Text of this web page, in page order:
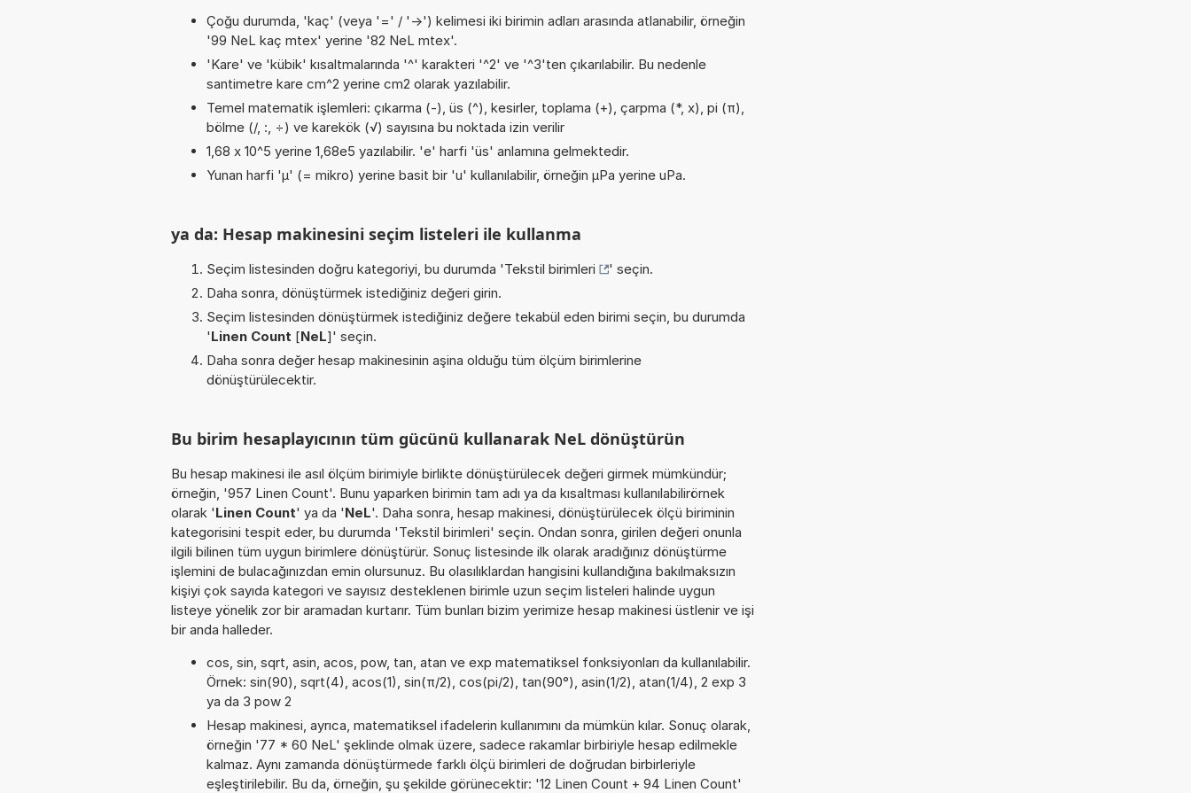
Çoğu durumda, 'kaç' (veya '=' / '->') kelimesi iki birimin adları arasında atlanabilir, örneğin
'99 NeL kaç mtex' yerine '82 NeL mtex'.
'Kare' ve 'kübik' kısaltmalarında '^' karakteri '^2' ve '^3'ten çıkarılabilir. Bu nedenle
santimetre kare cm^2 yerine cm2 olarak yazılabilir.
Temel matematik işlemleri: çıkarma (-), üs (^), kesirler, toplama (+), çarpma (*, x), pi (π),
bölme (/, :, ÷) ve karekök (√) sayısına bu noktada izin verilir
1,68 x 10^5 yerine 1,68e5 yazılabilir. 'e' harfi 'üs' anlamına gelmektedir.
Yunan harfi 'µ' (= mikro) yerine basit bir 'u' kullanılabilir, örneğin µPa yerine uPa.
ya da: Hesap makinesini seçim listeleri ile kullanma
Seçim listesinden doğru kategoriyi, bu durumda 'Tekstil birimleri
' seçin.
Daha sonra, dönüştürmek istediğiniz değeri girin.
Seçim listesinden dönüştürmek istediğiniz değere tekabül eden birimi seçin, bu durumda
'Linen Count [NeL]' seçin.
Daha sonra değer hesap makinesinin aşina olduğu tüm ölçüm birimlerine
dönüştürülecektir.
Bu birim hesaplayıcının tüm gücünü kullanarak NeL dönüştürün
Bu hesap makinesi ile asıl ölçüm birimiyle birlikte dönüştürülecek değeri girmek mümkündür;
örneğin, '957 Linen Count'. Bunu yaparken birimin tam adı ya da kısaltması kullanılabilirörnek
olarak 'Linen Count' ya da 'NeL'. Daha sonra, hesap makinesi, dönüştürülecek ölçü biriminin
kategorisini tespit eder, bu durumda 'Tekstil birimleri' seçin. Ondan sonra, girilen değeri onunla
ilgili bilinen tüm uygun birimlere dönüştürür. Sonuç listesinde ilk olarak aradığınız dönüştürme
işlemini de bulacağınızdan emin olursunuz. Bu olasılıklardan hangisini kullandığına bakılmaksızın
kişiyi çok sayıda kategori ve sayısız desteklenen birimle uzun seçim listeleri halinde uygun
listeye yönelik zor bir aramadan kurtarır. Tüm bunları bizim yerimize hesap makinesi üstlenir ve işi
bir anda halleder.
cos, sin, sqrt, asin, acos, pow, tan, atan ve exp matematiksel fonksiyonları da kullanılabilir.
Örnek: sin(90), sqrt(4), acos(1), sin(π/2), cos(pi/2), tan(90°), asin(1/2), atan(1/4), 2 exp 3
ya da 3 pow 2
Hesap makinesi, ayrıca, matematiksel ifadelerin kullanımını da mümkün kılar. Sonuç olarak,
örneğin '77 * 60 NeL' şeklinde olmak üzere, sadece rakamlar birbiriyle hesap edilmekle
kalmaz. Aynı zamanda dönüştürmede farklı ölçü birimleri de doğrudan birbirleriyle
eşleştirilebilir. Bu da, örneğin, şu şekilde görünecektir: '12 Linen Count + 94 Linen Count'